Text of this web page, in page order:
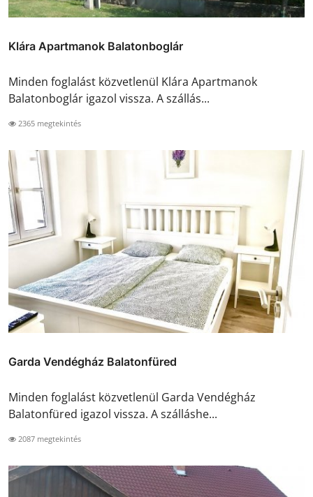
Klára Apartmanok Balatonboglár
Minden foglalást közvetlenül Klára Apartmanok
Balatonboglár igazol vissza. A szállás...
2365 megtekintés
Garda Vendégház Balatonfüred
Minden foglalást közvetlenül Garda Vendégház
Balatonfüred igazol vissza. A szálláshe...
2087 megtekintés